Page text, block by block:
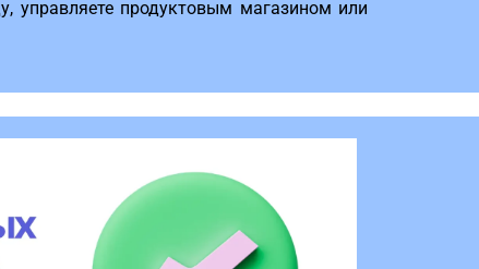
управляете продуктовым магазином или